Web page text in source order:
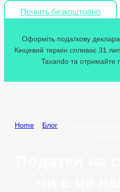
Почніть безкоштовно
Оформіть податкову
Кінцевий термін спливає 31
Taxando та отримайте
Home Блог